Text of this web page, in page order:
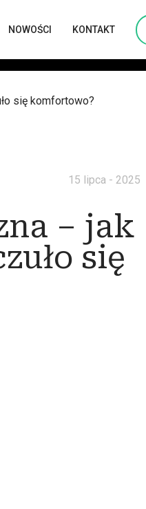
NOWOŚCI KONTAKT
się komfortowo?
15 lipca - 2025
– jak
się